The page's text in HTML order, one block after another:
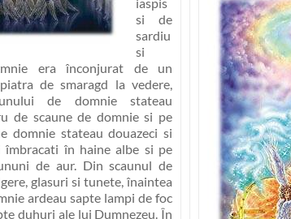
si de
sardiu
si
era înconjurat de un
de smaragd la vedere,
de domnie stateau
de scaune de domnie si pe
domnie stateau douazeci si
în haine albe si pe
de aur. Din scaunul de
glasuri si tunete, înaintea
ardeau sapte lampi de foc
duhuri ale lui Dumnezeu. În